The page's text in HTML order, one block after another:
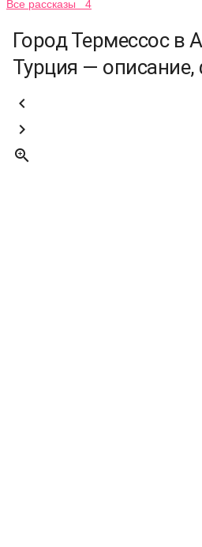
Все рассказы 4
Город Термессос в
Турция — описание,


